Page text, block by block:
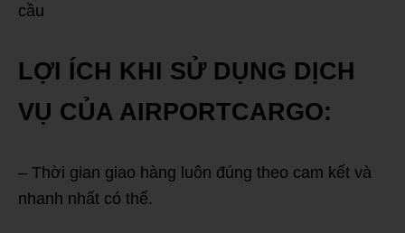
cầu
LỢI ÍCH KHI SỬ DỤNG DỊCH
VỤ CỦA AIRPORTCARGO:
– Thời gian giao hàng luôn đúng theo cam kết và
nhanh nhất có thể.